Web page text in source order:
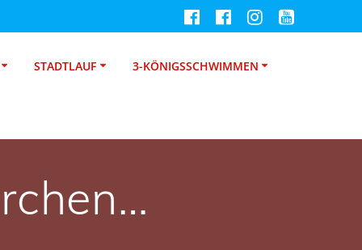
STADTLAUF 3-KÖNIGSSCHWIMMEN